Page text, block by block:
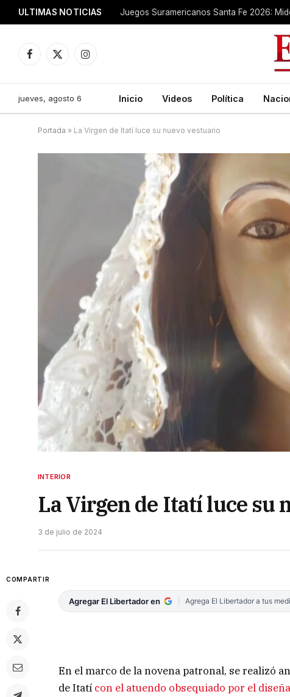
ULTIMAS NOTICIAS Juegos Suramericanos Santa Fe 2026:
Facebook
X
Instagram
jueves, agosto 6 Inicio Videos Política
Portada » La Virgen de Itatí luce su nuevo vestuario
INTERIOR
La Virgen de Itatí luce su
3 de julio de 2024
COMPARTIR
Agregar El Libertador en Agrega El Libertador a tus
En el marco de la novena patronal, se realizó
de Itatí con el atuendo obsequiado por el